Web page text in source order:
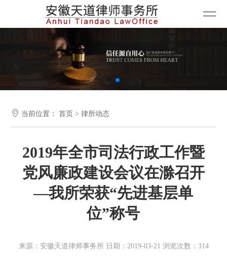
 当前位置：首页 >律所动态
2019年全市司法行政工作暨
党风廉政建设会议在滁召开
—我所荣获“先进基层单
位”称号
来源：安徽天道律师事务所 日期：2019-03-21 浏览次数：314